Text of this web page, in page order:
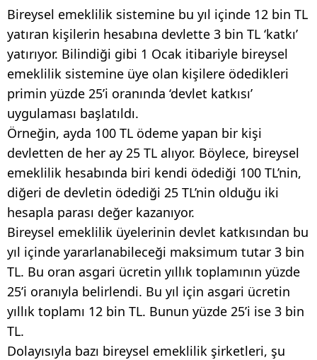
Bireysel emeklilik sistemine bu yıl içinde 12 bin TL
yatıran kişilerin hesabına devlette 3 bin TL ‘katkı’
yatırıyor. Bilindiği gibi 1 Ocak itibariyle bireysel
emeklilik sistemine üye olan kişilere ödedikleri
primin yüzde 25’i oranında ‘devlet katkısı’
uygulaması başlatıldı.
Örneğin, ayda 100 TL ödeme yapan bir kişi
devletten de her ay 25 TL alıyor. Böylece, bireysel
emeklilik hesabında biri kendi ödediği 100 TL’nin,
diğeri de devletin ödediği 25 TL’nin olduğu iki
hesapla parası değer kazanıyor.
Bireysel emeklilik üyelerinin devlet katkısından bu
yıl içinde yararlanabileceği maksimum tutar 3 bin
TL. Bu oran asgari ücretin yıllık toplamının yüzde
25’i oranıyla belirlendi. Bu yıl için asgari ücretin
yıllık toplamı 12 bin TL. Bunun yüzde 25’i ise 3 bin
TL.
Dolayısıyla bazı bireysel emeklilik şirketleri, şu